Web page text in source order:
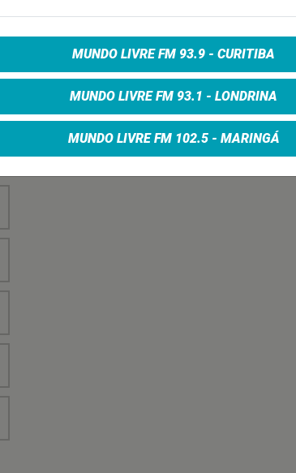
MUNDO LIVRE FM 93.9 - CURITIBA
MUNDO LIVRE FM 93.1 - LONDRINA
MUNDO LIVRE FM 102.5 - MARINGÁ